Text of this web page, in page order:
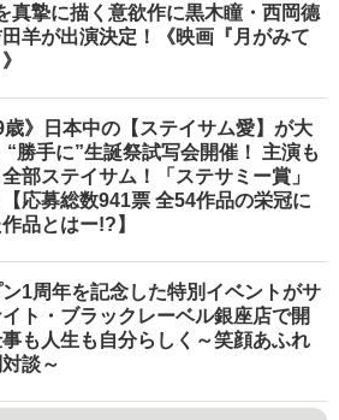
真摯に描く意欲作に黒木瞳・西岡德
羊が出演決定！《映画『月がみて
歳》日本中の【ステイサム愛】が大
“勝手に”生誕祭試写会開催！ 主演も
部ステイサム！「ステサミー賞」
応募総数941票 全54作品の栄冠に
品とはー!?】
1周年を記念した特別イベントがサ
ト・ブラックレーベル銀座店で開
も人生も自分らしく～笑顔あふれ
談～